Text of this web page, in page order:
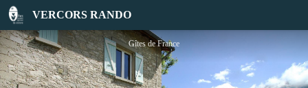
VERCORS RANDO
La Domarière
Gîtes de France